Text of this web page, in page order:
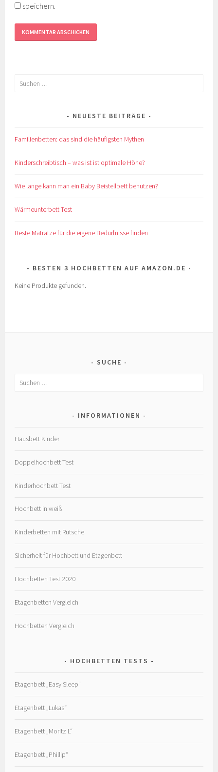
speichern.
Suchen
NEUESTE BEITRÄGE
Familienbetten: das sind die häufigsten Mythen
Kinderschreibtisch – was ist ist optimale Höhe?
Wie lange kann man ein Baby Beistellbett benutzen?
Wärmeunterbett Test
Beste Matratze für die eigene Bedürfnisse finden
BESTEN 3 HOCHBETTEN AUF AMAZON.DE
Keine Produkte gefunden.
SUCHE
Suchen
INFORMATIONEN
Hausbett Kinder
Doppelhochbett Test
Kinderhochbett Test
Hochbett in weiß
Kinderbetten mit Rutsche
Sicherheit für Hochbett und Etagenbett
Hochbetten Test 2020
Etagenbetten Vergleich
Hochbetten Vergleich
HOCHBETTEN TESTS
Etagenbett „Easy Sleep“
Etagenbett „Lukas“
Etagenbett „Moritz L“
Etagenbett „Phillip“